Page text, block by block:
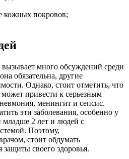
кожных покровов;
много обсуждений среди
обязательна, другие
Однако, стоит отметить, что
привести к серьезным
менингит и сепсис.
эти заболевания, особенно у
младше 2 лет и людей с
Поэтому,
стоит обдумать
своего здоровья.